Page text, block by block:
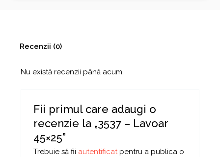
Recenzii (0)
Nu există recenzii până acum.
Fii primul care adaugi o
recenzie la „3537 – Lavoar
45×25”
Trebuie să fii autentificatpentru a publica o